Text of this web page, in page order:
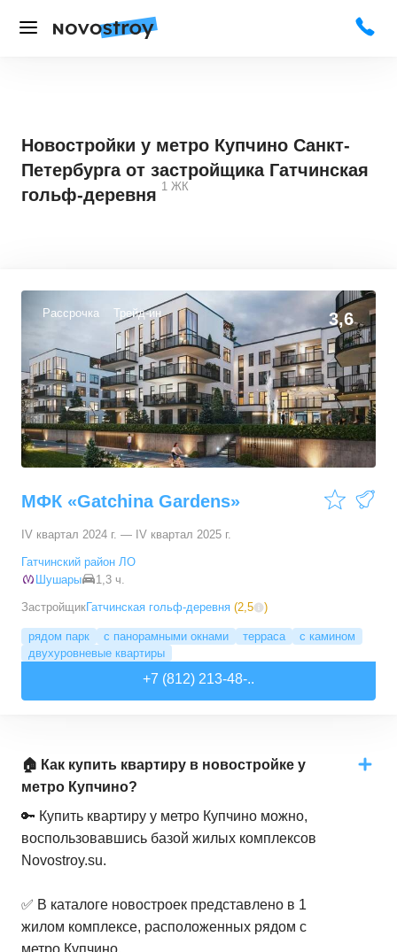
Новостройки у метро Купчино Санкт-
Петербурга от застройщика Гатчинская
гольф-деревня 1 ЖК
Рассрочка Трейд-ин 3,6
МФК «Gatchina Gardens»
IV квартал 2024 г. — IV квартал 2025 г.
Гатчинский район ЛО
Шушары
1,3 ч.
ЗастройщикГатчинская гольф-деревня (2,5 )
рядом парк с панорамными окнами терраса
с камином
двухуровневые квартиры
+7 (812) 213-48-..
🏠 Как купить квартиру в новостройке у
метро Купчино?
🔑 Купить квартиру у метро Купчино можно,
воспользовавшись базой жилых комплексов
Novostroy.su.
✅ В каталоге новостроек представлено в 1
жилом комплексе, расположенных рядом с
метро Купчино.